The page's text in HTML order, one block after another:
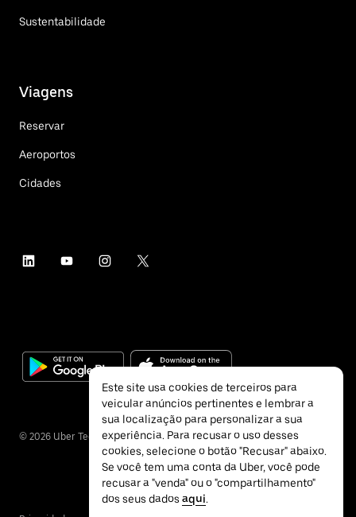
Sustentabilidade
Viagens
Reservar
Aeroportos
Cidades
© 2026 Uber Technologies Inc.
Este site usa cookies de terceiros para
veicular anúncios pertinentes e lembrar a
sua localização para personalizar a sua
experiência. Para recusar o uso desses
cookies, selecione o botão "Recusar" abaixo.
Se você tem uma conta da Uber, você pode
recusar a "venda" ou o "compartilhamento"
dos seus dados aqui.